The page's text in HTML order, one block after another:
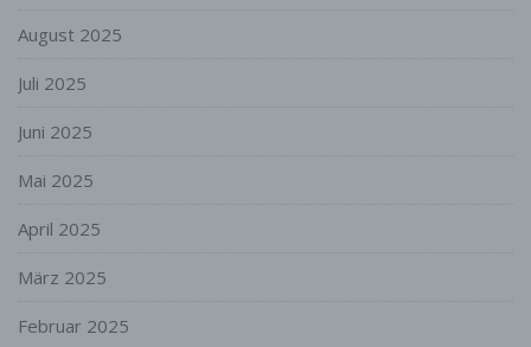
August 2025
Juli 2025
Juni 2025
Mai 2025
April 2025
März 2025
Februar 2025
Deaktiviert die betroffene Person die Setzung von
unter Umständen nicht alle Funktionen unserer
Erfassung von allgemeinen Daten und
Die Internetseite erfasst mit jedem Aufruf der
automatisiertes System eine Reihe von
allgemeinen Daten und Informationen werden in
werden können die (1) verwendeten Browsertypen